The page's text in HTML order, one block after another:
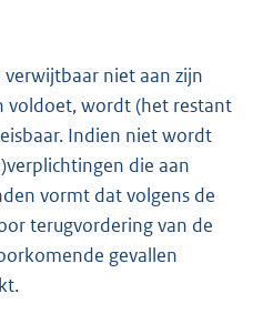
niet aan zijn
voldoet, wordt (het restant
Indien niet wordt
die aan
vormt dat volgens de
terugvordering van de
gevallen